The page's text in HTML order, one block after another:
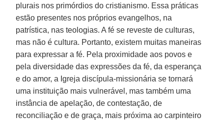
plurais nos primórdios do cristianismo. Essa práticas
estão presentes nos próprios evangelhos, na
patrística, nas teologias. A fé se reveste de culturas,
mas não é cultura. Portanto, existem muitas maneiras
para expressar a fé. Pela proximidade aos povos e
pela diversidade das expressões da fé, da esperança
e do amor, a Igreja discípula-missionária se tornará
uma instituição mais vulnerável, mas também uma
instância de apelação, de contestação, de
reconciliação e de graça, mais próxima ao carpinteiro